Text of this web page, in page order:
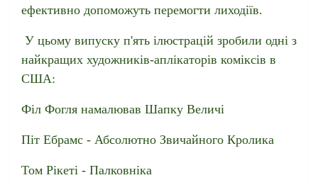
ефективно допоможуть перемогти лиходіїв.
У цьому випуску п'ять ілюстрацій зробили одні з
найкращих художників-аплікаторів коміксів в
США:
Філ Фогля намалював Шапку Величі
Піт Ебрамс - Абсолютно Звичайного Кролика
Том Рікеті - Палковніка